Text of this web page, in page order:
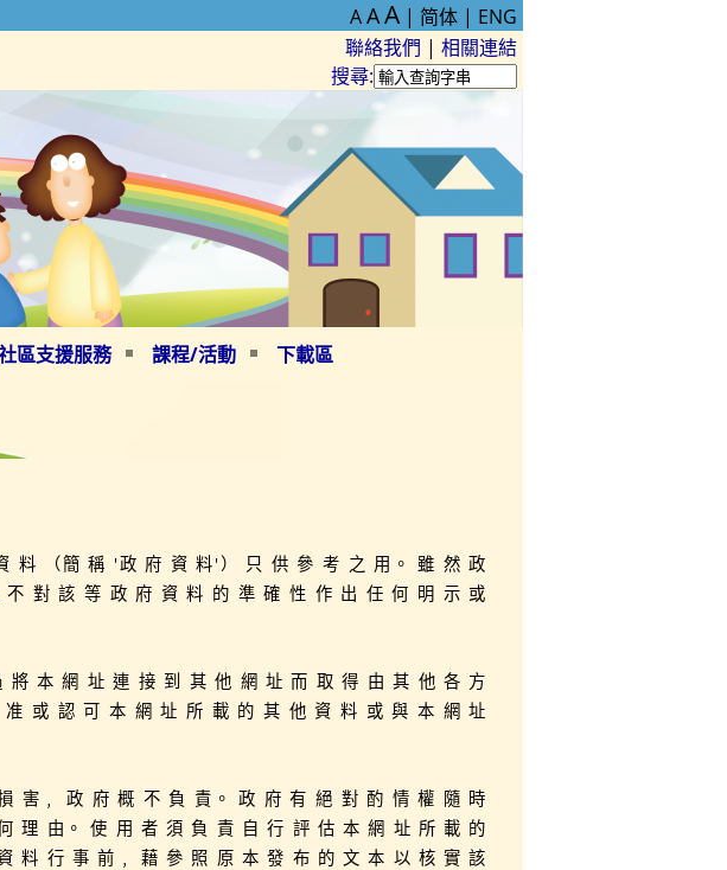
AAA | 简体 | ENG
聯絡我們 | 相關連結
搜尋:
區支援服務 課程/活動 下載區
料 （簡 稱 '政 府 資 料'） 只 供 參 考 之 用。 雖 然 政
對 該 等 政 府 資 料 的 準 確 性 作 出 任 何 明 示 或
本 網 址 連 接 到 其 他 網 址 而 取 得 由 其 他 各 方
或 認 可 本 網 址 所 載 的 其 他 資 料 或 與 本 網 址
害﹐ 政 府 概 不 負 責。 政 府 有 絕 對 酌 情 權 隨 時
理 由。 使 用 者 須 負 責 自 行 評 估 本 網 址 所 載 的
料 行 事 前﹐ 藉 參 照 原 本 發 布 的 文 本 以 核 實 該